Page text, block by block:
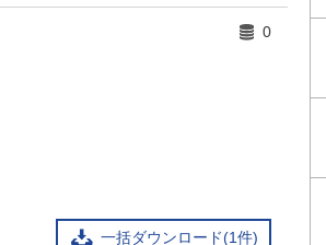
一括ダウンロード(1件)
0